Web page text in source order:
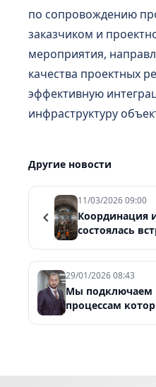
по сопровождению
заказчиком и
мероприятия,
качества проектных
эффективную
инфраструктуру
Другие новости
11/03/2026 09:00
Координация
состоялась
29/01/2026 08:43
Мы подĸлючаем
процессам